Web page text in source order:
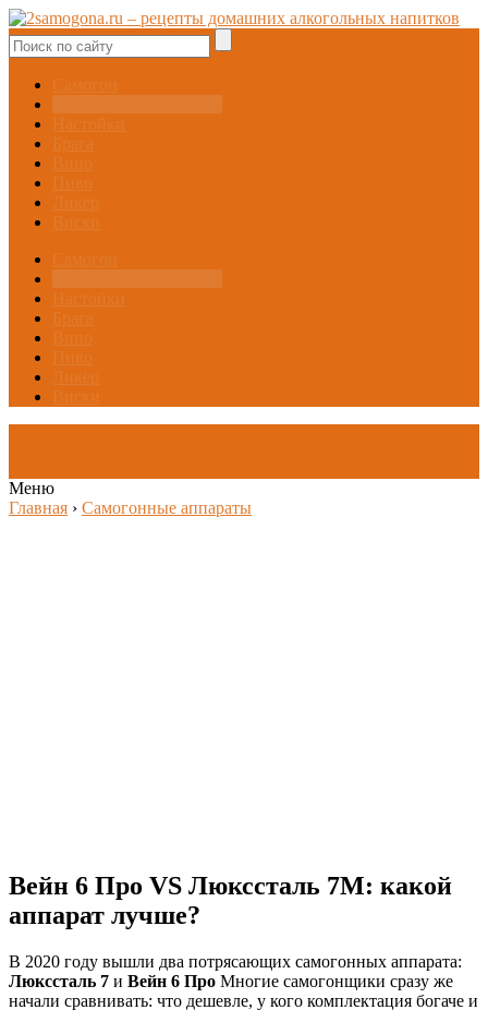
Самогон
Настойки
Брага
Вино
Пиво
Ликёр
Виски
Самогон
Настойки
Брага
Вино
Пиво
Ликёр
Виски
Меню
Главная › Самогонные аппараты
Вейн 6 Про VS Люкссталь 7М: какой
аппарат лучше?
В 2020 году вышли два потрясающих самогонных аппарата:
Люкссталь 7 и Вейн 6 Про Многие самогонщики сразу же
начали сравнивать: что дешевле, у кого комплектация богаче и